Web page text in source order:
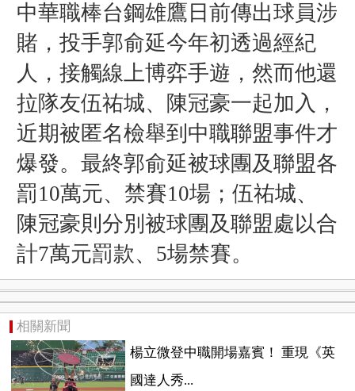
中華職棒台鋼雄鷹日前傳出球員涉
賭，投手郭俞延今年初透過經紀
人，接觸線上博弈手遊，然而他還
拉隊友伍祐城、陳冠豪一起加入，
近期被匿名檢舉到中職聯盟事件才
爆發。 最終郭俞延被球團及聯盟各
罰10萬元、禁賽10場；伍祐城、
陳冠豪則分別被球團及聯盟處以合
計7萬元罰款、5場禁賽。
相關新聞
楊立微登中職開場嘉賓！ 重現《英
國達人秀...